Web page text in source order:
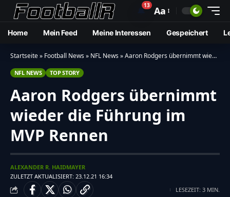
🔔13 Aa
Home Mein Feed Meine Interessen Gespeichert
Startseite» Football News» NFL News»Aaron Rodgers übernimmt wieder die Führung im MVP Rennen
NFL NEWS TOP STORY
Aaron Rodgers übernimmt
wieder die Führung im
MVP Rennen
ZULETZT AKTUALISIERT: 23.12.21 16:34
ALEXANDER R. HAIDMAYER
LESEZEIT: 3 MIN.